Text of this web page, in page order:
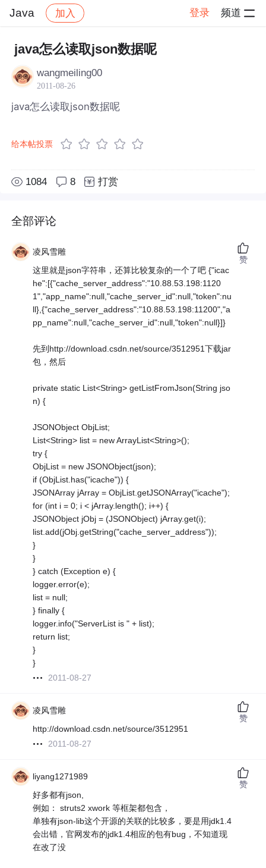
Java 加入 登录 频道
社区 Java 帖子详情
java怎么读取json数据呢
wangmeiling00
2011-08-26
java怎么读取json数据呢
给本帖投票
1084 8 打赏
全部评论
凌风雪雕
这里就是json字符串，还算比较复杂的一个了吧 {"icac
he":[{"cache_server_address":"10.88.53.198:1120
1","app_name":null,"cache_server_id":null,"token":nu
ll},{"cache_server_address":"10.88.53.198:11200","a
pp_name":null,"cache_server_id":null,"token":null}]}
先到http://download.csdn.net/source/3512951下载jar
包，然后
private static List<String> getListFromJson(String jso
n) {
JSONObject ObjList;
List<String> list = new ArrayList<String>();
try {
ObjList = new JSONObject(json);
if (ObjList.has("icache")) {
JSONArray jArray = ObjList.getJSONArray("icache");
for (int i = 0; i < jArray.length(); i++) {
JSONObject jObj = (JSONObject) jArray.get(i);
list.add(jObj.getString("cache_server_address"));
}
}
} catch (Exception e) {
logger.error(e);
list = null;
} finally {
logger.info("ServerList is " + list);
return list;
}
}
2011-08-27
赞
凌风雪雕
http://download.csdn.net/source/3512951
2011-08-27
赞
liyang1271989
好多都有json,
例如： struts2 xwork 等框架都包含，
单独有json-lib这个开源的关联的比较多，要是用jdk1.4
会出错，官网发布的jdk1.4相应的包有bug，不知道现
在改了没
赞